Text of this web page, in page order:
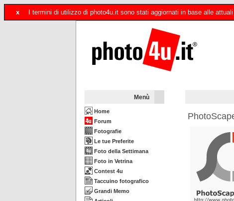
x I termini di utilizzo di photo4u.it sono stati aggiornati in base alle
Menù
Home
Forum
Fotografie
Le tue Preferite
Foto della Settimana
Foto in Vetrina
Contest 4u
Taccuino fotografico
Grandi Memo